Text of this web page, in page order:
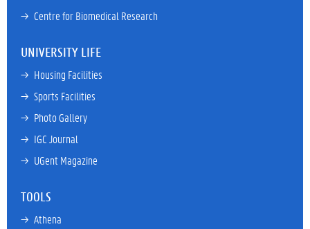
→ Centre for Biomedical Research
UNIVERSITY LIFE
→ Housing Facilities
→ Sports Facilities
→ Photo Gallery
→ IGC Journal
→ UGent Magazine
TOOLS
→ Athena